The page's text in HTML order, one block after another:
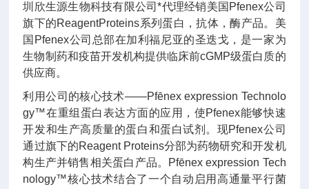
圳欣生源生物科技有限公司*代理经销美国Pfenex公司
旗下的ReagentProteins系列蛋白，抗体，酶产品。美
国Pfenex公司总部在加利福尼亚的圣迭戈，是一家为
生物制药和疫苗开发机构提供临床前cGMP级蛋白质的
供应商。
利用公司的核心技术——Pfēnex expression Technolo
gy™在重组蛋白表达方面的应用，使Pfenex能够快速
开发和生产高质量的蛋白和蛋白试剂。现Pfenex公司
通过旗下的Reagent Proteins分部为药物研究和开发机
构生产并销售相关蛋白产品。Pfēnex expression Tech
nology™核心技术结合了一个自动启用高通量平行菌